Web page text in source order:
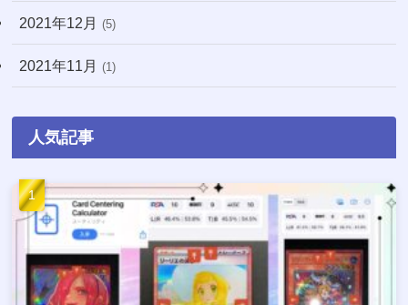
2021年12月 (5)
2021年11月 (1)
人気記事